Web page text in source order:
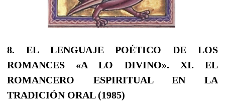
8. EL LENGUAJE POÉTICO DE LOS
ROMANCES «A LO DIVINO». XI. EL
ROMANCERO ESPIRITUAL EN LA
TRADICIÓN ORAL (1985)